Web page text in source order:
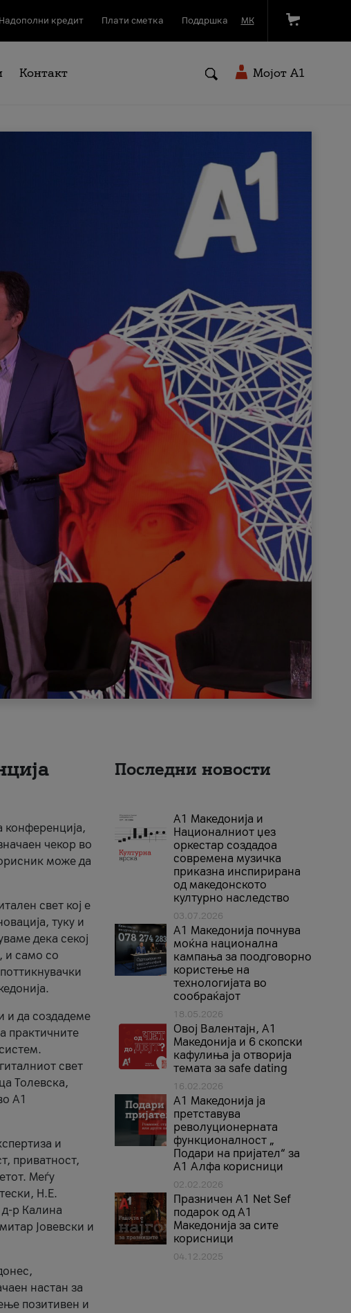
Надополни кредит Плати сметка Поддршка МК
Контакт Мојот A1
конференција,
чекор во
може да
свет кој е
туку и
дека секој
и само со
и да создадеме
практичните
свет
Толевска,
А1
и
приватност,
Меѓу
Н.Е.
р Калина
Јовевски и
настан за
позитивен и
Последни новости
А1 Македонија и
Националниот џез
оркестар создадоа
современа музичка
приказна инспирирана
од македонското
културно наследство
03.07.2026
A1 Македонија почнува
моќна национална
кампања за поодговорно
користење на
технологијата во
сообраќајот
18.05.2026
Овој Валентајн, A1
Македонија и 6 скопски
кафулиња ја отворија
темата за safe dating
16.02.2026
А1 Македонија ја
претставува
револуционерната
функционалност „
Подари на пријател“ за
А1 Алфа корисници
02.02.2026
Празничен A1 Net Sеf
подарок од А1
Македонија за сите
корисници
04.12.2025